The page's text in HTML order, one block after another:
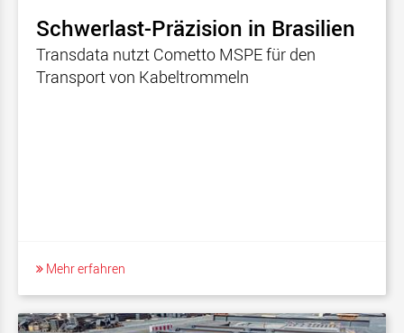
Schwerlast-Präzision in Brasilien
Transdata nutzt Cometto MSPE für den
Transport von Kabeltrommeln
Mehr erfahren